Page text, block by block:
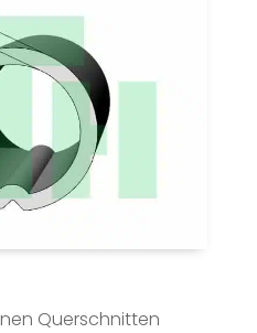
Querschnitten